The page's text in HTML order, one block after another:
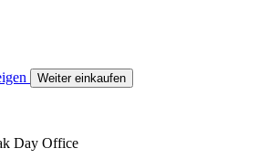
Weiter einkaufen
Day Office